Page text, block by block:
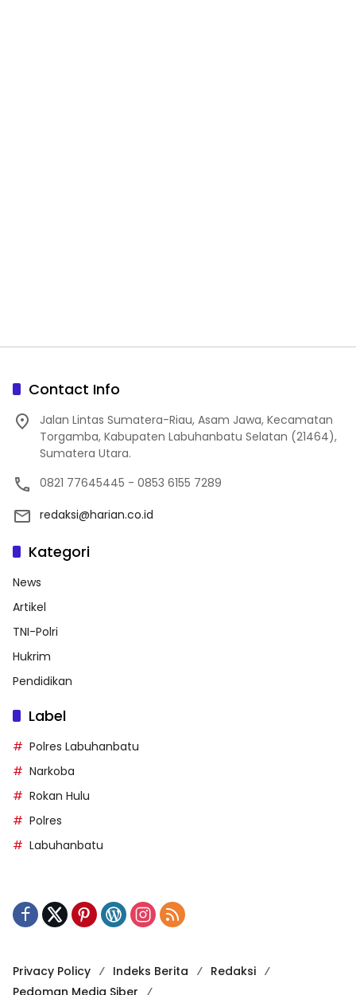
Contact Info
Jalan Lintas Sumatera-Riau, Asam Jawa, Kecamatan
Torgamba, Kabupaten Labuhanbatu Selatan (21464),
Sumatera Utara.
0821 77645445 - 0853 6155 7289
redaksi@harian.co.id
Kategori
News
Artikel
TNI-Polri
Hukrim
Pendidikan
Label
Polres Labuhanbatu
Narkoba
Rokan Hulu
Polres
Labuhanbatu
Privacy Policy Indeks Berita
Redaksi
Pedoman Media Siber